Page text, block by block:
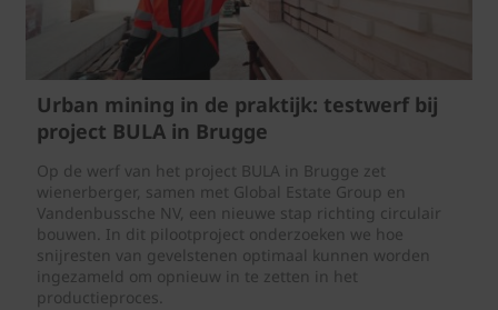
Urban mining in de praktijk: testwerf bij
project BULA in Brugge
Op de werf van het project BULA in Brugge zet
wienerberger, samen met Global Estate Group en
Vandenbussche NV, een nieuwe stap richting circulair
bouwen. In dit pilootproject onderzoeken we hoe
snijresten van gevelstenen optimaal kunnen worden
ingezameld om opnieuw in te zetten in het
productieproces.